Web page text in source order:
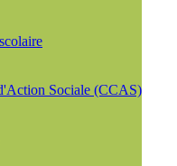
Sociale (CCAS)